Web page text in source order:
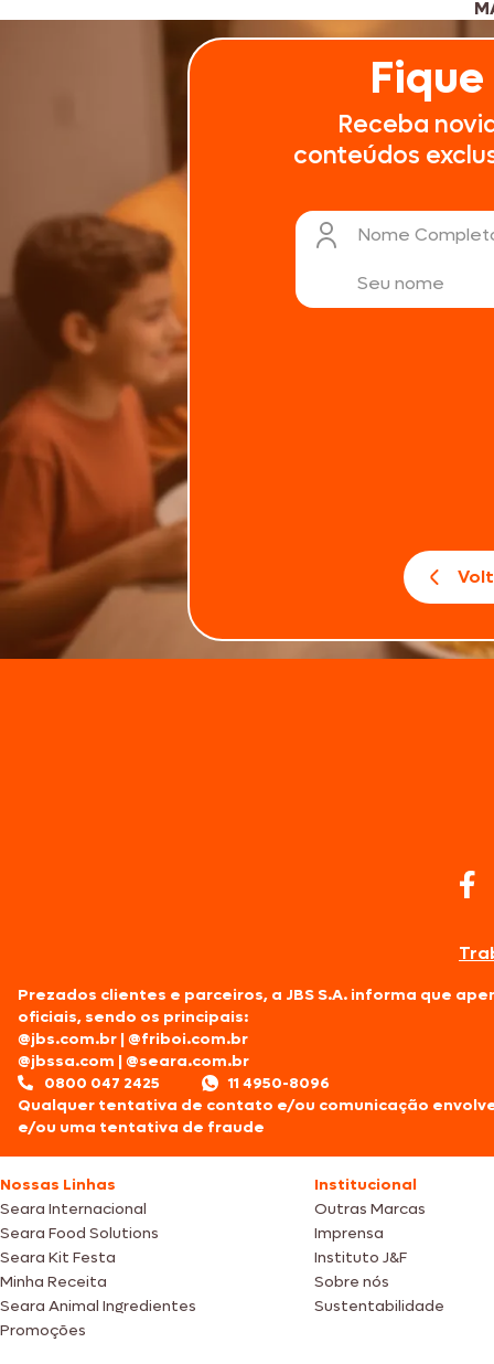
Receba
conteúdos
Nome
Prezados clientes e parceiros, a JBS S.A. informa que
oficiais, sendo os principais:
@jbs.com.br |@friboi.com.br
@jbssa.com |@seara.com.br
0800 047 2425
11 4950-8096
Qualquer tentativa de contato e/ou comunicação
e/ou uma tentativa de fraude
Nossas Linhas
Seara Internacional
Seara Food Solutions
Seara Kit Festa
Minha Receita
Seara Animal Ingredientes
Promoções
Institucional
Outras Marcas
Imprensa
Instituto J&F
Sobre nós
Sustentabilidade